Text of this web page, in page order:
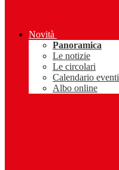
Novità
Panoramica
Le notizie
Le circolari
Calendario eventi
Albo online